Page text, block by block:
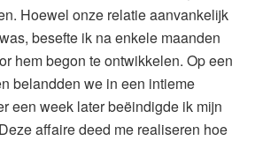
Hoewel onze relatie aanvankelijk
besefte ik na enkele maanden
hem begon te ontwikkelen. Op een
belandden we in een intieme
een week later beëindigde ik mijn
affaire deed me realiseren hoe